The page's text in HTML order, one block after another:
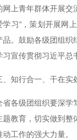
网上青年群体开展交
学习”，策划开展网
品。鼓励各级团组
习宣传贯彻习近平
行合一、干在实
级团组织要深学
题教育，切实做到
工作的强大力量。